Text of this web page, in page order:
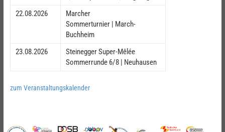
22.08.2026
Marcher
Sommerturnier | March-
Buchheim
23.08.2026
Steinegger Super-Mêlée
Sommerrunde 6/8 | Neuhausen
zum Veranstaltungskalender